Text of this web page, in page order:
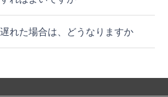
れた場合は、どうなりますか